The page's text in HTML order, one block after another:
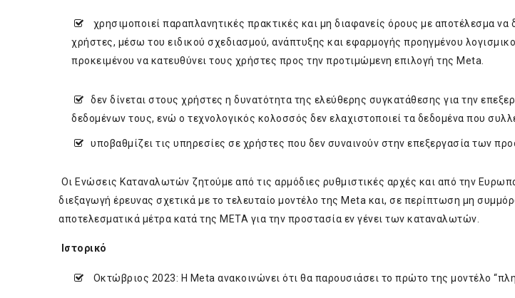
χρησιμοποιεί παραπλανητικές πρακτικές και μη διαφανείς όρους με αποτέλεσμα να
χρήστες, μέσω του ειδικού σχεδιασμού, ανάπτυξης και εφαρμογής προηγμένου
προκειμένου να κατευθύνει τους χρήστες προς την προτιμώμενη επιλογή της Meta.
δεν δίνεται στους χρήστες η δυνατότητα της ελεύθερης συγκατάθεσης για την
δεδομένων τους, ενώ ο τεχνολογικός κολοσσός δεν ελαχιστοποιεί τα δεδομένα που
υποβαθμίζει τις υπηρεσίες σε χρήστες που δεν συναινούν στην επεξεργασία των
Οι Ενώσεις Καταναλωτών ζητούμε από τις αρμόδιες ρυθμιστικές αρχές και από την
διεξαγωγή έρευνας σχετικά με το τελευταίο μοντέλο της Meta και, σε περίπτωση μη
αποτελεσματικά μέτρα κατά της ΜΕΤΑ για την προστασία εν γένει των καταναλωτών.
Ιστορικό
Οκτώβριος 2023: Η Meta ανακοινώνει ότι θα παρουσιάσει το πρώτο της μοντέλο